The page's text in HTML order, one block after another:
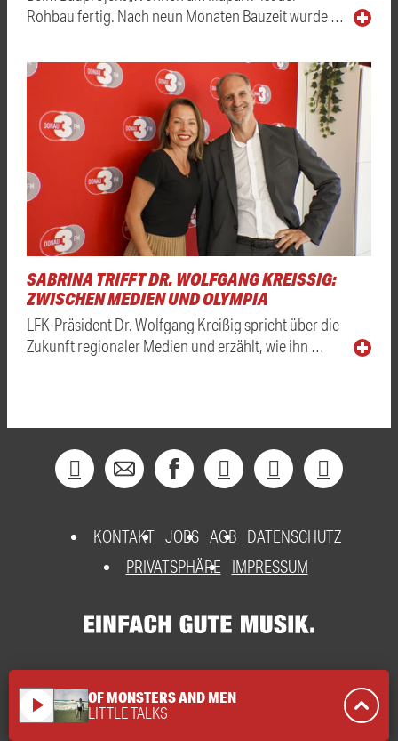
Rohbau fertig. Nach neun Monaten Bauzeit wurde …
SABRINA TRIFFT DR. WOLFGANG KREISSIG: Z
WISCHEN MEDIEN UND OLYMPIA
LFK-Präsident Dr. Wolfgang Kreißig spricht über die
Zukunft regionaler Medien und erzählt, wie ihn …
KONTAKT JOBS AGB DATENSCHUTZ
PRIVATSPHÄRE
IMPRESSUM
play_arrow OF MONSTERS AND MEN
LITTLE TALKS